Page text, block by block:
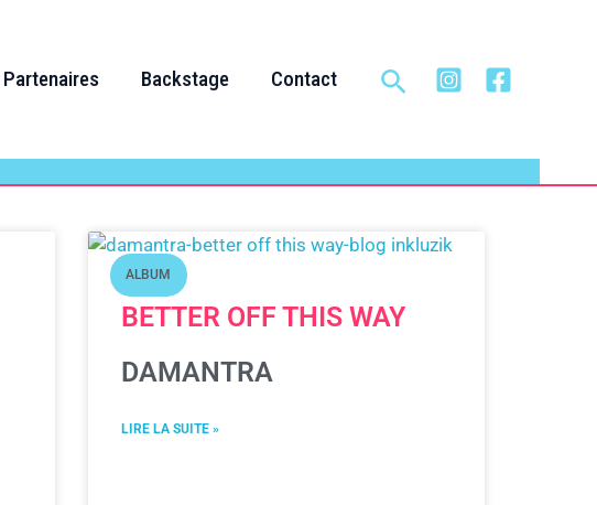
Partenaires Backstage Contact Rechercher
ALBUM
BETTER OFF THIS WAY
DAMANTRA
LIRE LA SUITE »